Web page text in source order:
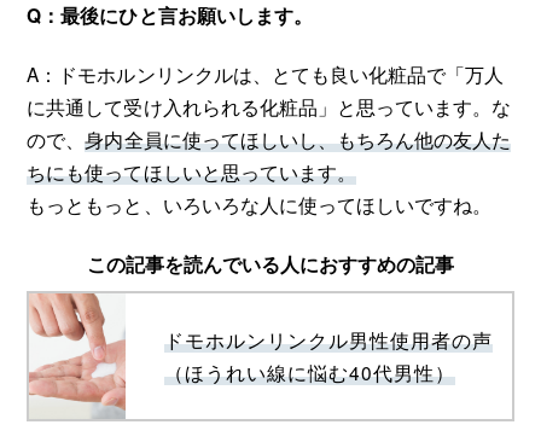
Q：最後にひと言お願いします。
A：ドモホルンリンクルは、とても良い化粧品で「万人
に共通して受け入れられる化粧品」と思っています。な
ので、身内全員に使ってほしいし、もちろん他の友人た
ちにも使ってほしいと思っています。
もっともっと、いろいろな人に使ってほしいですね。
この記事を読んでいる人におすすめの記事
ドモホルンリンクル男性使用者の声
（ほうれい線に悩む40代男性）